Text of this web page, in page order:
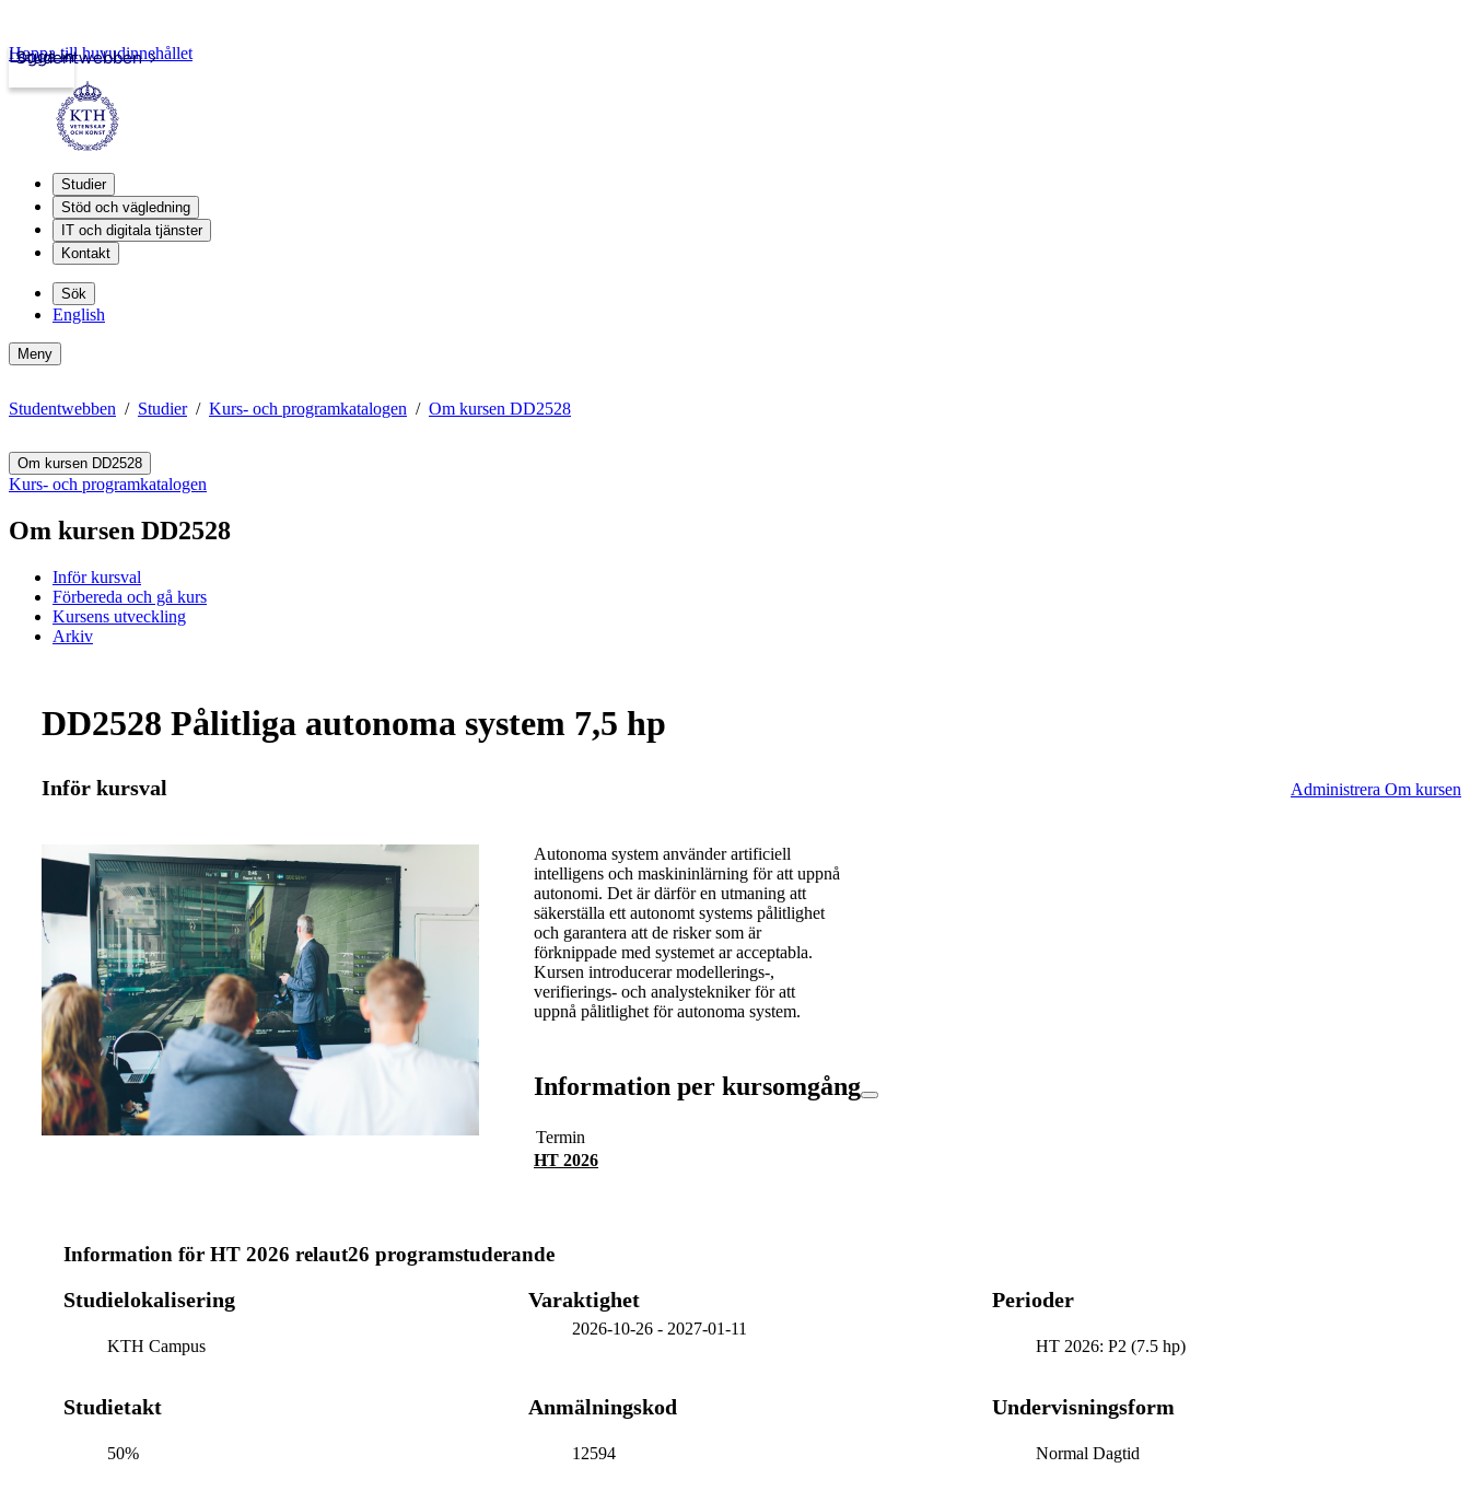
Studentwebben
Logga in
Hoppa till huvudinnehållet
Studier
Stöd och vägledning
IT och digitala tjänster
Kontakt
Sök
English
Meny
Studentwebben Studier Kurs- och programkatalogen Om kursen DD2528
Om kursen DD2528
Kurs- och programkatalogen
Om kursen DD2528
Inför kursval
Förbereda och gå kurs
Kursens utveckling
Arkiv
DD2528 Pålitliga autonoma system 7,5 hp
Inför kursval Administrera Om kursen
Autonoma system använder artificiell
intelligens och maskininlärning för att uppnå
autonomi. Det är därför en utmaning att
säkerställa ett autonomt systems pålitlighet
och garantera att de risker som är
förknippade med systemet ar acceptabla.
Kursen introducerar modellerings-,
verifierings- och analystekniker för att
uppnå pålitlighet för autonoma system.
Information per kursomgång
Termin
HT 2026
Information för HT 2026 relaut26 programstuderande
Studielokalisering
KTH Campus
Varaktighet
2026-10-26- 2027-01-11
Perioder
HT 2026: P2 (7.5 hp)
Studietakt
50%
Anmälningskod
12594
Undervisningsform
Normal Dagtid